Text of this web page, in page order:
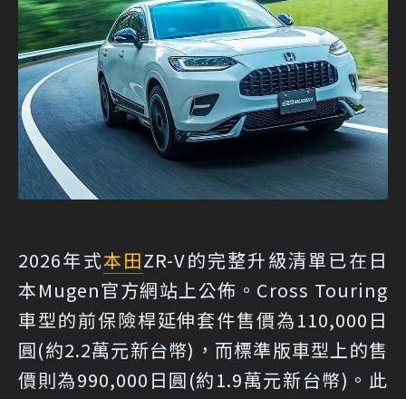
2026年式本田ZR-V的完整升級清單已在日
本Mugen官方網站上公佈。Cross Touring
車型的前保險桿延伸套件售價為110,000日
圓(約2.2萬元新台幣)，而標準版車型上的售
價則為990,000日圓(約1.9萬元新台幣)。此